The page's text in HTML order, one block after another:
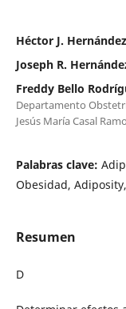
Héctor J.
Joseph R.
Freddy Bello
Departamento
Jesús María Casal
Palabras clave:
Obesidad,
Resumen
D